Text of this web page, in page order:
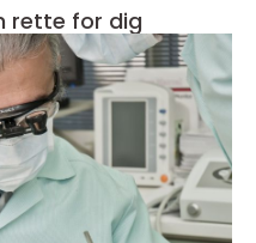
rette for dig